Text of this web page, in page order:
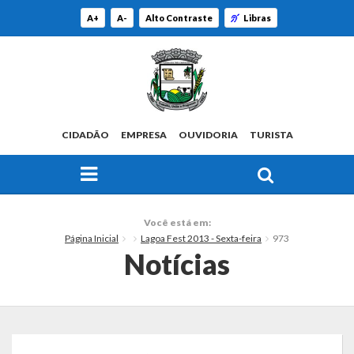
A+ A- Alto Contraste Libras
CIDADÃO EMPRESA OUVIDORIA TURISTA
Você está em:
Página Inicial
Lagoa Fest 2013 - Sexta-feira 973
Notícias